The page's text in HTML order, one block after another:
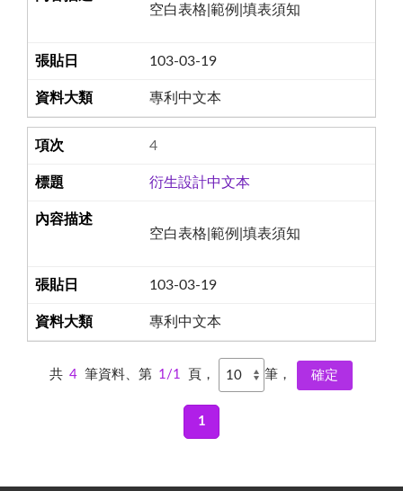
空白表格|範例|填表須知
103-03-19
專利中文本
4
衍生設計中文本
空白表格|範例|填表須知
103-03-19
專利中文本
共 4 筆資料、第 1/1 頁， 筆，
1